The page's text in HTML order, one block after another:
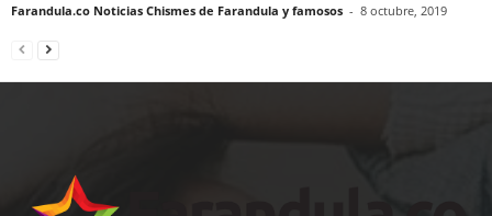
Farandula.co Noticias Chismes de Farandula y famosos - 8 octubre, 2019